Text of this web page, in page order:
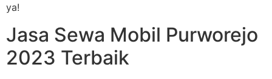
ya!
Jasa Sewa Mobil Purworejo
2023 Terbaik